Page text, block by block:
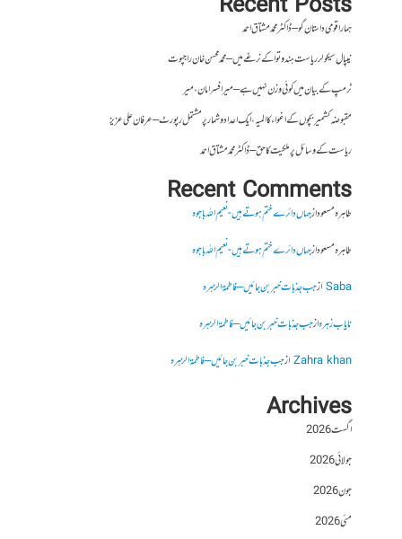
ہمارا قومی داستان گو – ڈاکٹر محمد مشتاق احمد
نیپال سیکولر ریاست ہندوتوا کے نرغے میں – محمد محسن خان راجپوت
ٹرمپ کے بیان میں کوئی وزن نہیں ہے – میر افسرامان،میر
مقبوضہ کشمیر بچوں کے اغواء کا المیہ، ایک اعداد و شمار پر مشتمل رپورٹ – عرفان علی عزیز
ریاست کے وسائل پر ملکیت کا حق – ڈاکٹر محمد مشتاق احمد
Recent Comments
طاہرہ مسعودازجہاں دائرے ختم ہوتے ہیں- نعیم اللہ باجوہ
طاہرہ مسعودازجہاں دائرے ختم ہوتے ہیں- نعیم اللہ باجوہ
Sabaازجب جذبات خبر بن جائیں – فاطمۃالزہرہ
نایاب زہرہازجب جذبات خبر بن جائیں – فاطمۃالزہرہ
Zahra khanازجب جذبات خبر بن جائیں – فاطمۃالزہرہ
Archives
اگست 2026
جولائی 2026
جون 2026
مئی 2026